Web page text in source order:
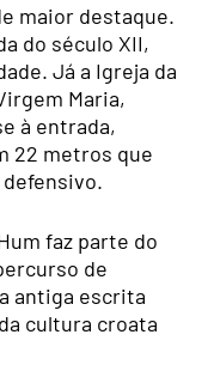
maior destaque.
do século XII,
Já a Igreja da
Maria,
à entrada,
22 metros que
faz parte do
de
antiga escrita
cultura croata